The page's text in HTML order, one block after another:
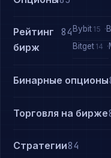
Рейтинг
бирж
84 Bybit 15
Bitget 14
Бинарные опционы
Торговля на бирже
Стратегии84